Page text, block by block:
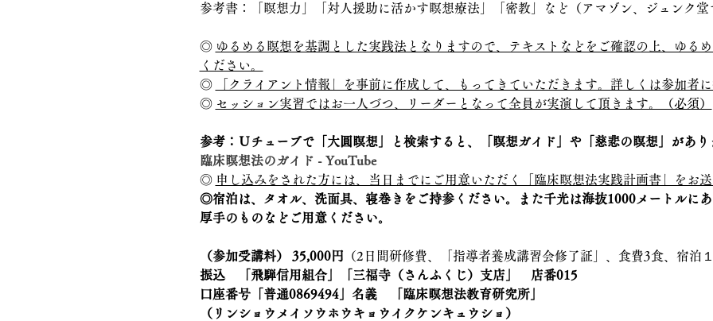
参考書：「瞑想力」「対人援助に活かす瞑想療法」「密教」など（アマゾン、ジュンク堂
◎ ゆるめる瞑想を基調とした実践法となりますので、テキストなどをご確認の上、ゆる
ください。
◎
「クライアント情報」を事前に作成して、もってきていただきます。詳しくは参加者
◎ セッション実習ではお一人づつ、リーダーとなって全員が実演して頂きます。（必須）
参考：Ｕチューブで「大圓瞑想」と検索すると、「瞑想ガイド」や「慈悲の瞑想」があり
臨床瞑想法のガイド - YouTube
◎ 申し込みをされた方には、当日までにご用意いただく「臨床瞑想法実践計画書」をお
◎宿泊は、タオル、洗面具、寝巻きをご持参ください。また千光は海抜1000メートルに
厚手のものなどご用意ください。
（参加受講料） 35,000円 （2日間研修費、「指導者養成講習会修了証」、食費3食、宿泊
振込　「飛騨信用組合」「三福寺（さんふくじ）支店」　店番015
口座番号「普通0869494」名義　「臨床瞑想法教育研究所」
（リンショウメイソウホウキョウイクケンキュウショ）